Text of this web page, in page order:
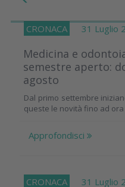
CRONACA 31 Luglio
Medicina e
semestre aperto:
agosto
Dal primo settembre
queste le novità fino ad
Approfondisci
CRONACA 31 Luglio